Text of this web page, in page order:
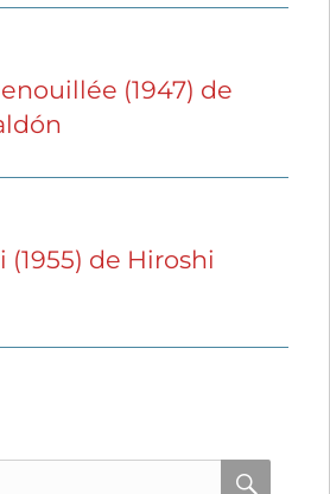
(1947) de
de Hiroshi